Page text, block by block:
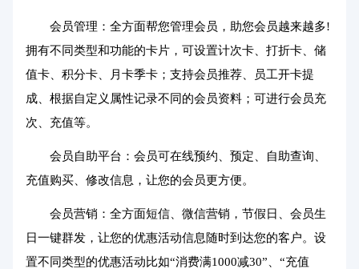
会员管理：全方面帮您管理会员，助您会员越来越多!
拥有不同类型和功能的卡片，可设置计次卡、打折卡、储
值卡、积分卡、月卡季卡；支持会员推荐、员工开卡提
成、根据自定义属性记录不同的会员资料；可进行会员充
次、充值等。
会员自助平台：会员可在线预约、预定、自助查询、
充值购买、修改信息，让您的会员更方便。
会员营销：全方面短信、微信营销，节假日、会员生
日一键群发，让您的优惠活动信息随时到达您的客户。设
置不同类型的优惠活动比如“消费满1000减30”、“充值